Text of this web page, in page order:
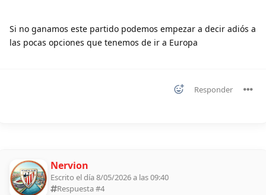
Si no ganamos este partido podemos empezar a decir adiós a
las pocas opciones que tenemos de ir a Europa
Responder
Nervion
Escrito el día 8/05/2026 a las 09:40
Respuesta #4